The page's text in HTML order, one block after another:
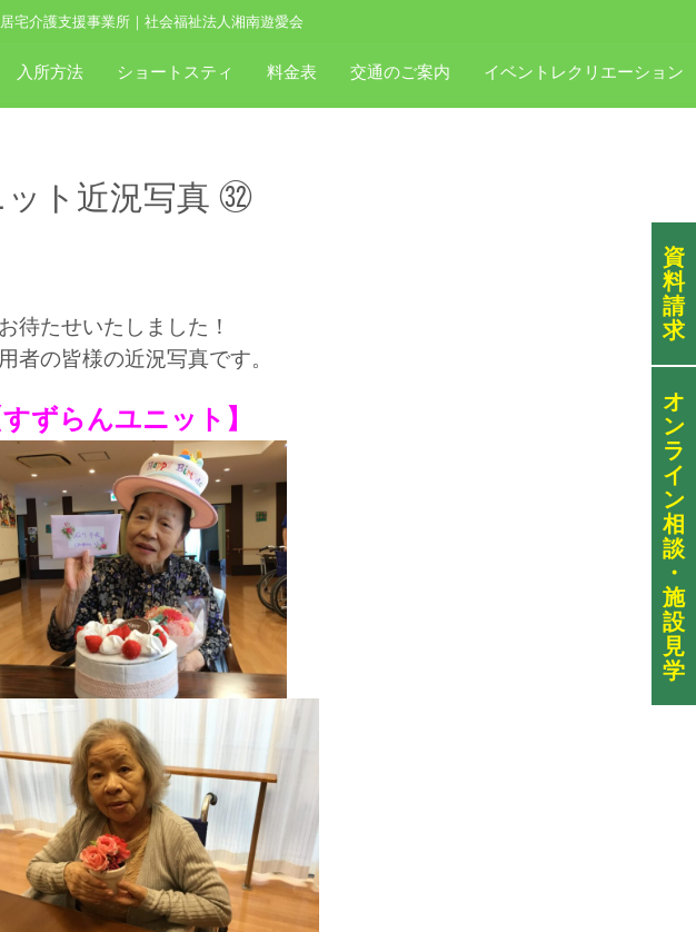
宅介護支援事業所｜社会福祉法人湘南遊愛会
入所方法 ショートスティ 料金表 交通のご案内 イベントレクリエーション
資
料
請
求
オ
ン
ラ
イ
ン
相
談
・
施
設
見
学
ト近況写真 ㉜
お待たせいたしました！
者の皆様の近況写真です。
すずらんユニット】